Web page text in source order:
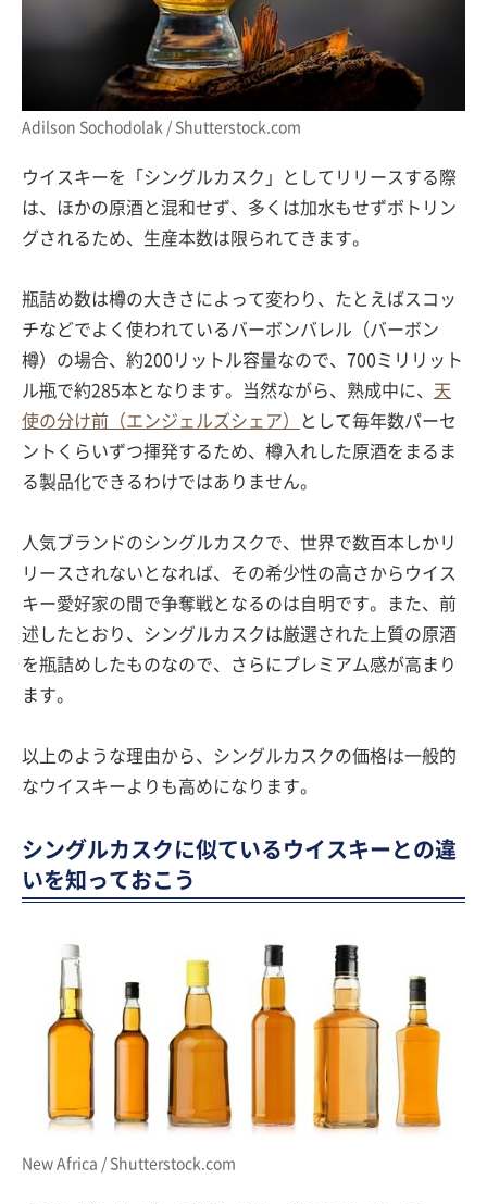
Adilson Sochodolak / Shutterstock.com
ウイスキーを「シングルカスク」としてリリースする際
は、ほかの原酒と混和せず、多くは加水もせずボトリン
グされるため、生産本数は限られてきます。
瓶詰め数は樽の大きさによって変わり、たとえばスコッ
チなどでよく使われているバーボンバレル（バーボン
樽）の場合、約200リットル容量なので、700ミリリット
ル瓶で約285本となります。当然ながら、熟成中に、 天
使の分け前（エンジェルズシェア）
として毎年数パーセ
ントくらいずつ揮発するため、樽入れした原酒をまるま
る製品化できるわけではありません。
人気ブランドのシングルカスクで、世界で数百本しかリ
リースされないとなれば、その希少性の高さからウイス
キー愛好家の間で争奪戦となるのは自明です。また、前
述したとおり、シングルカスクは厳選された上質の原酒
を瓶詰めしたものなので、さらにプレミアム感が高まり
ます。
以上のような理由から、シングルカスクの価格は一般的
なウイスキーよりも高めになります。
シングルカスクに似ているウイスキーとの違
いを知っておこう
New Africa / Shutterstock.com